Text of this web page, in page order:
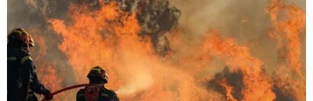
hạt nhân Triều Tiên, nhấn mạnh Mỹ thậm chí không nên
kỳ vọng về đàm phán phi hạt nhân hóa trước khi họ từ
bỏ chính sách thù địch nhằm vào Triều Tiên.